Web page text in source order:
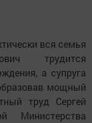
вся семья
трудится
а супруга
мощный
труд Сергей
Министерства